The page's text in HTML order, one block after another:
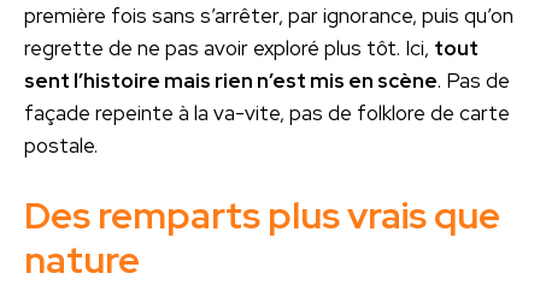
première fois sans s’arrêter, par ignorance, puis qu’on
regrette de ne pas avoir exploré plus tôt. Ici, tout
sent l’histoire mais rien n’est mis en scène. Pas de
façade repeinte à la va-vite, pas de folklore de carte
postale.
Des remparts plus vrais que
nature